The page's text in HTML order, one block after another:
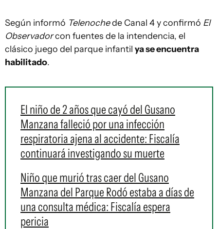
Según informó Telenochede Canal 4 y confirmó El
Observadorcon fuentes de la intendencia, el
clásico juego del parque infantil ya se encuentra
habilitado.
El niño de 2 años que cayó del Gusano
Manzana falleció por una infección
respiratoria ajena al accidente: Fiscalía
continuará investigando su muerte
Niño que murió tras caer del Gusano
Manzana del Parque Rodó estaba a días de
una consulta médica: Fiscalía espera
pericia